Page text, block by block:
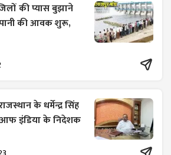
की प्यास बुझाने
की आवक शुरू,
के धर्मेन्द्र सिंह
इंडिया के निदेशक